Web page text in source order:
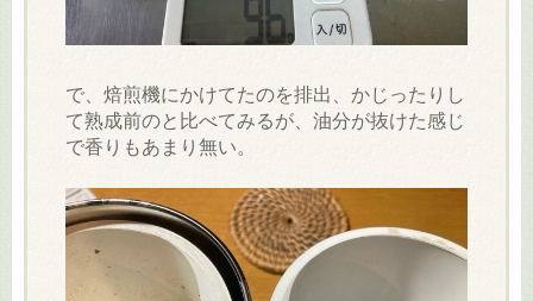
で、焙煎機にかけてたのを排出、かじったりし
て熟成前のと比べてみるが、油分が抜けた感じ
で香りもあまり無い。